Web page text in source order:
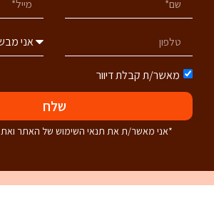
מאשר/ת קבלת דיוור
שלח
*אני מאשר/ת את תנאי השימוש של האתר ואת